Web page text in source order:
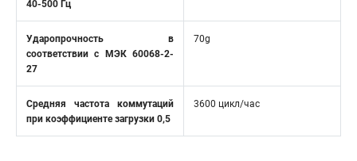
40-500 Гц
Ударопрочность в
соответствии с МЭК 60068-2-
27
70g
Средняя частота коммутаций
при коэффициенте загрузки 0,5
3600 цикл/час